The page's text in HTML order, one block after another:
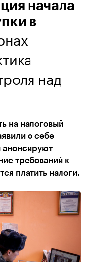
начала
в
над
на налоговый
о себе
анонсируют
требований к
платить налоги.